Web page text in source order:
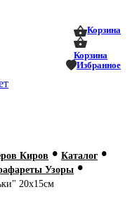
Корзина
Корзина
Избранное
Киров • Каталог •
Узоры •
20х15см